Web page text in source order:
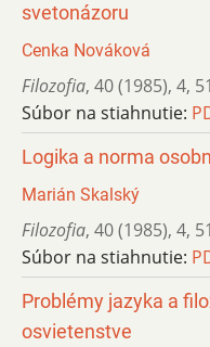
svetonázoru
Cenka Nováková
Filozofia, 40 (1985), 4,
Súbor na stiahnutie:
Logika a norma
Marián Skalský
Filozofia, 40 (1985), 4,
Súbor na stiahnutie:
Problémy jazyka a
osvietenstve